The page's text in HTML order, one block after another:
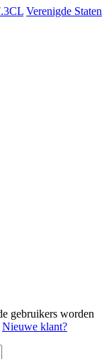
Verenigde Staten
gebruikers worden
Nieuwe klant?